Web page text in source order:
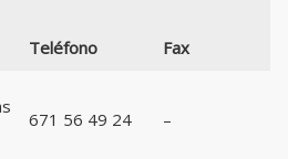
Teléfono Fax
671 56 49 24 –